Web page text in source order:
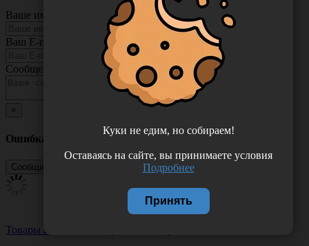
Ваше имя
Ваш E-mail
Сообщение
×
Ошибка
Товары из этой категории
Куки не едим, но собираем!
Оставаясь на сайте, вы принимаете условия
Подробнее
Принять